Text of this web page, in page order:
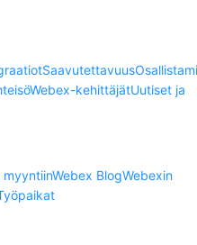
Saavutettavuus
Webex-kehittäjätUutiset ja
Webex BlogWebexin